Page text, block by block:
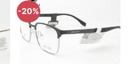
có
nhiều
biến
thể.
Các
-20%